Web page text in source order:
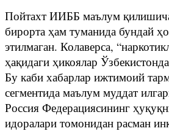
Пойтахт ИИББ маълум
бирорта ҳам туманида бундай
этилмаган. Колаверса,
ҳақидаги ҳикоялар
Бу каби хабарлар ижтимоий
сегментида маълум муддат
Россия Федерациясининг
идоралари томонидан расман